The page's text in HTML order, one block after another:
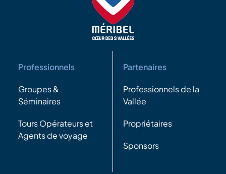
Professionnels
Groupes &
Séminaires
Tours Opérateurs et
Agents de voyage
Partenaires
Professionnels de la
Vallée
Propriétaires
Sponsors